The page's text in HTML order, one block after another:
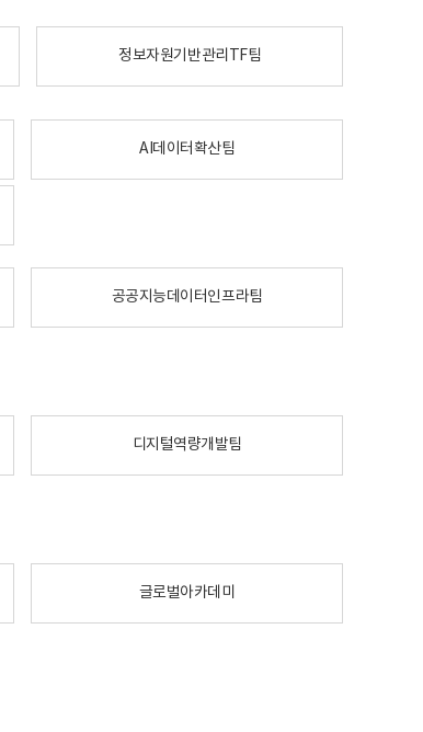
정보자원기반관리TF팀
AI데이터확산팀
공공지능데이터인프라팀
디지털역량개발팀
글로벌아카데미